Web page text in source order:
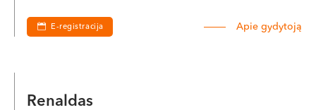
E-registracija Apie gydytoją
Renaldas